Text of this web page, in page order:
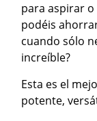
para aspirar
podéis
cuando sólo
increíble?
Esta es el
potente,